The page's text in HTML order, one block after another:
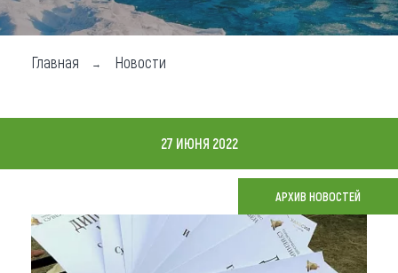
Чем заняться
Где остановиться
Что привезти (сувениры)
О регионе
Главная Новости
27 ИЮНЯ 2022
АРХИВ НОВОСТЕЙ